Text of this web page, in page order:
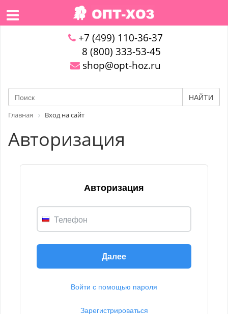
+7 (499) 110-36-37
8 (800) 333-53-45
shop@opt-hoz.ru
НАЙТИ
Главная Вход на сайт
Авторизация
Авторизация
Телефон
Далее
Войти с помощью пароля
Зарегистрироваться